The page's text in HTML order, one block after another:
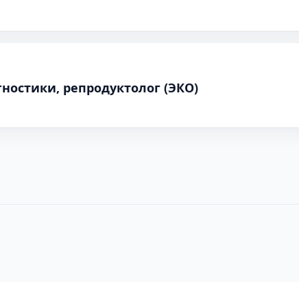
репродуктолог (ЭКО)